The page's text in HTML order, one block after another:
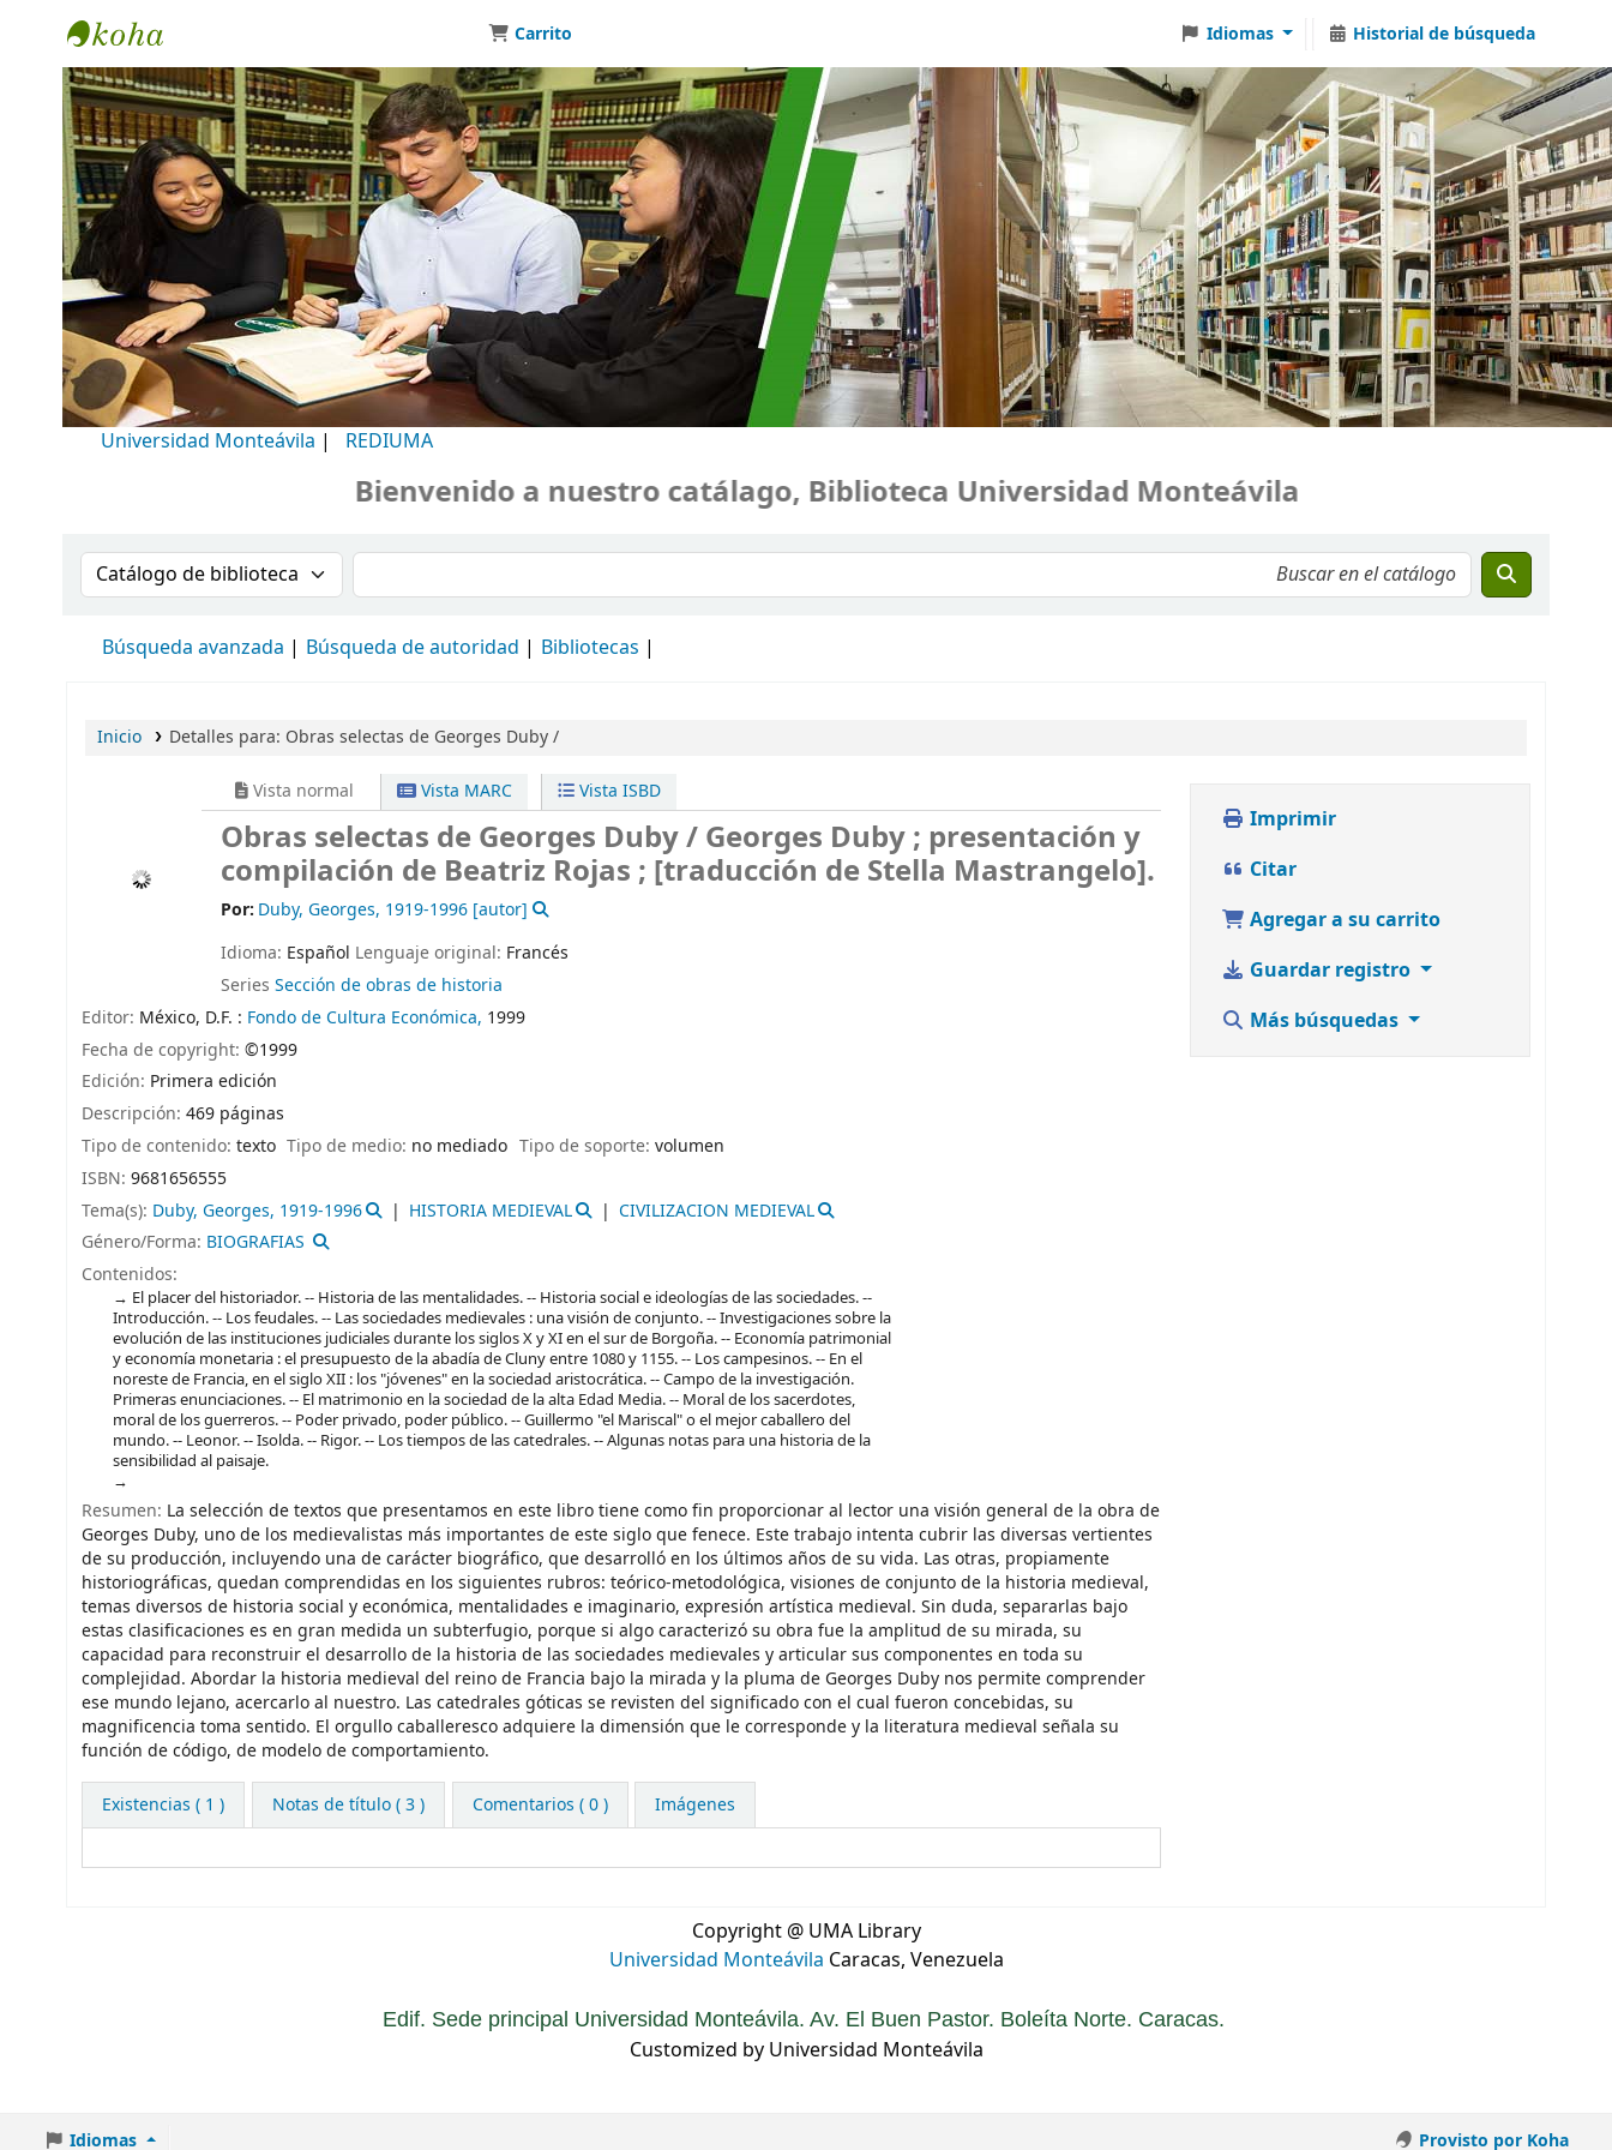
Biblioteca Universidad Monteávila
Carrito Idiomas Historial de búsqueda
Universidad Monteávila | REDIUMA
Bienvenido a nuestro catálago, Biblioteca Universidad Monteávila
Buscar en el catálogo por:Buscar en el catálogo
Búsqueda avanzada Búsqueda de autoridad Bibliotecas
Inicio Detalles para: Obras selectas de Georges Duby /
Vista normal Vista MARC Vista ISBD
Obras selectas de Georges Duby /Georges Duby ; presentación y
compilación de Beatriz Rojas ; [traducción de Stella Mastrangelo].
Por: Duby, Georges, 1919-1996 [autor]
Idioma: Español Lenguaje original: Francés
Series Sección de obras de historia
Editor: México, D.F. : Fondo de Cultura Económica, 1999
Fecha de copyright: ©1999
Edición: Primera edición
Descripción: 469 páginas
Tipo de contenido: texto Tipo de medio: no mediado Tipo de soporte: volumen
ISBN: 9681656555
Tema(s): Duby, Georges, 1919-1996 HISTORIA MEDIEVAL
CIVILIZACION MEDIEVAL
Género/Forma: BIOGRAFIAS
Contenidos:
El placer del historiador. -- Historia de las mentalidades. -- Historia social e ideologías de las sociedades. --
Introducción. -- Los feudales. -- Las sociedades medievales : una visión de conjunto. -- Investigaciones sobre la
evolución de las instituciones judiciales durante los siglos X y XI en el sur de Borgoña. -- Economía patrimonial
y economía monetaria : el presupuesto de la abadía de Cluny entre 1080 y 1155. -- Los campesinos. -- En el
noreste de Francia, en el siglo XII : los "jóvenes" en la sociedad aristocrática. -- Campo de la investigación.
Primeras enunciaciones. -- El matrimonio en la sociedad de la alta Edad Media. -- Moral de los sacerdotes,
moral de los guerreros. -- Poder privado, poder público. -- Guillermo "el Mariscal" o el mejor caballero del
mundo. -- Leonor. -- Isolda. -- Rigor. -- Los tiempos de las catedrales. -- Algunas notas para una historia de la
sensibilidad al paisaje.
Resumen: La selección de textos que presentamos en este libro tiene como fin proporcionar al lector una visión general de la obra de
Georges Duby, uno de los medievalistas más importantes de este siglo que fenece. Este trabajo intenta cubrir las diversas vertientes
de su producción, incluyendo una de carácter biográfico, que desarrolló en los últimos años de su vida. Las otras, propiamente
historiográficas, quedan comprendidas en los siguientes rubros: teórico-metodológica, visiones de conjunto de la historia medieval,
temas diversos de historia social y económica, mentalidades e imaginario, expresión artística medieval. Sin duda, separarlas bajo
estas clasificaciones es en gran medida un subterfugio, porque si algo caracterizó su obra fue la amplitud de su mirada, su
capacidad para reconstruir el desarrollo de la historia de las sociedades medievales y articular sus componentes en toda su
complejidad. Abordar la historia medieval del reino de Francia bajo la mirada y la pluma de Georges Duby nos permite comprender
ese mundo lejano, acercarlo al nuestro. Las catedrales góticas se revisten del significado con el cual fueron concebidas, su
magnificencia toma sentido. El orgullo caballeresco adquiere la dimensión que le corresponde y la literatura medieval señala su
función de código, de modelo de comportamiento.
Existencias ( 1 ) Notas de título ( 3 ) Comentarios ( 0 ) Imágenes
Imprimir
Citar
Agregar a su carrito
Guardar registro
Más búsquedas
Copyright @ UMA Library
Universidad Monteávila Caracas, Venezuela
Edif. Sede principal Universidad Monteávila. Av. El Buen Pastor. Boleíta Norte. Caracas.
Customized by Universidad Monteávila
Idiomas Provisto por Koha